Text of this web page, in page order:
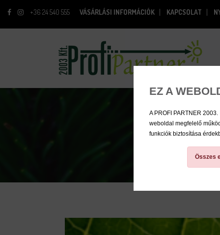
EZ A
A PROFI PARTNER
weboldal megfelelő
funkciók biztosítása
Összes
+36 24 540 555 VÁSÁRLÁSI INFORMÁCIÓK KAPCSOLAT